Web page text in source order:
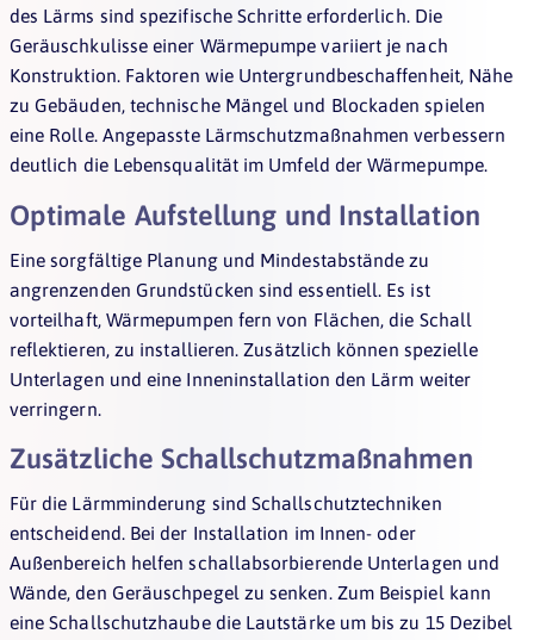
des Lärms sind spezifische Schritte erforderlich. Die
Geräuschkulisse einer Wärmepumpe variiert je nach
Konstruktion. Faktoren wie Untergrundbeschaffenheit, Nähe
zu Gebäuden, technische Mängel und Blockaden spielen
eine Rolle. Angepasste Lärmschutzmaßnahmen verbessern
deutlich die Lebensqualität im Umfeld der Wärmepumpe.
Optimale Aufstellung und Installation
Eine sorgfältige Planung und Mindestabstände zu
angrenzenden Grundstücken sind essentiell. Es ist
vorteilhaft, Wärmepumpen fern von Flächen, die Schall
reflektieren, zu installieren. Zusätzlich können spezielle
Unterlagen und eine Inneninstallation den Lärm weiter
verringern.
Zusätzliche Schallschutzmaßnahmen
Für die Lärmminderung sind Schallschutztechniken
entscheidend. Bei der Installation im Innen- oder
Außenbereich helfen schallabsorbierende Unterlagen und
Wände, den Geräuschpegel zu senken. Zum Beispiel kann
eine Schallschutzhaube die Lautstärke um bis zu 15 Dezibel